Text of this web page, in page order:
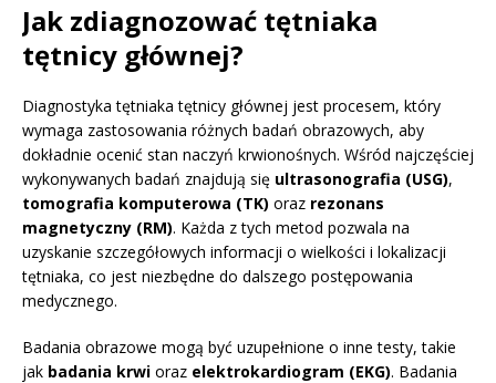
Jak zdiagnozować tętniaka
tętnicy głównej?
Diagnostyka tętniaka tętnicy głównej jest procesem, który
wymaga zastosowania różnych badań obrazowych, aby
dokładnie ocenić stan naczyń krwionośnych. Wśród najczęściej
wykonywanych badań znajdują się ultrasonografia (USG),
tomografia komputerowa (TK) oraz rezonans
magnetyczny (RM). Każda z tych metod pozwala na
uzyskanie szczegółowych informacji o wielkości i lokalizacji
tętniaka, co jest niezbędne do dalszego postępowania
medycznego.
Badania obrazowe mogą być uzupełnione o inne testy, takie
jak badania krwi oraz elektrokardiogram (EKG). Badania